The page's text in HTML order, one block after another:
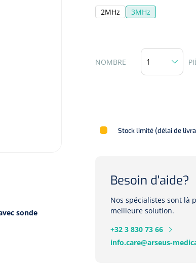
sonde
2MHz 3MHz
NOMBRE
Stock limité (délai de
Besoin d'aide?
Nos spécialistes sont là
meilleure solution.
+32 3 830 73 66
info.care@arseus-